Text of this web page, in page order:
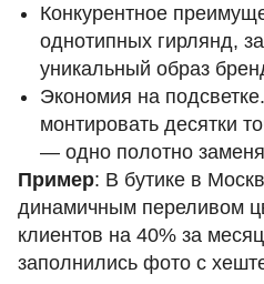
Конкурентное
однотипных гирлянд,
уникальный образ
Экономия на
монтировать десятки
— одно полотно
Пример: В бутике в
динамичным переливом
клиентов на 40% за
заполнились фото с